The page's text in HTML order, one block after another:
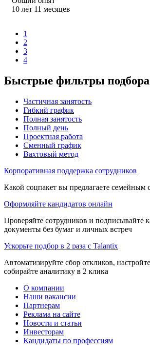
10 лет 11 месяцев
1
2
3
4
Быстрые фильтры
Частичная занятость
Гибкий график
Полная занятость
Полный день
Проектная работа
Сменный график
Вахтовый метод
Корпоративная поддержка сотрудников
Какой соцпакет вы предлагаете семейным
Оформляйте кандидатов онлайн
Проверяйте сотрудников и подписывайте
документы без бумаг и личных встреч
Ускорьте подбор в 2 раза с Talantix
Автоматизируйте сбор откликов,
собирайте аналитику в 2 клика
О компании
Наши вакансии
Партнерам
Реклама на сайте
Новости и статьи
Инвесторам
Кандидаты по профессиям